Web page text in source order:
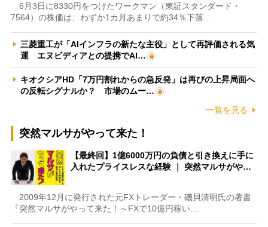
6月3日に8330円をつけたワークマン（東証スタンダード・
7564）の株価は、わずか1カ月あまりで約34％下落…
三菱重工が「AIインフラの新たな主役」として再評価される気
運 エヌビディアとの提携でAI…
キオクシアHD「7万円割れからの急反発」は再びの上昇局面へ
の反転シグナルか？ 市場のムー…
一覧を見る
突然マルサがやって来た！
【最終回】1億6000万円の負債と引き換えに手に
入れたプライスレスな経験 ｜ 突然マルサがや…
2009年12月に発行された元FXトレーダー・磯貝清明氏の著書
『突然マルサがやって来た！～FXで10億円稼い…